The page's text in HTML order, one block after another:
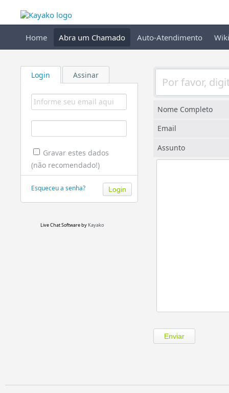
Home Abra um Chamado Auto-Atendimento Wiki
Login Assinar
Gravar estes dados
(não recomendado!)
Esqueceu a senha?
Live Chat Softwareby Kayako
Nome Completo
Email
Assunto